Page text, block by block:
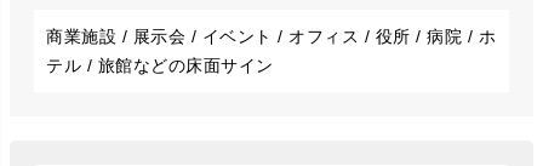
商業施設 / 展示会 / イベント / オフィス / 役所 / 病院 / ホ
テル / 旅館などの床面サイン